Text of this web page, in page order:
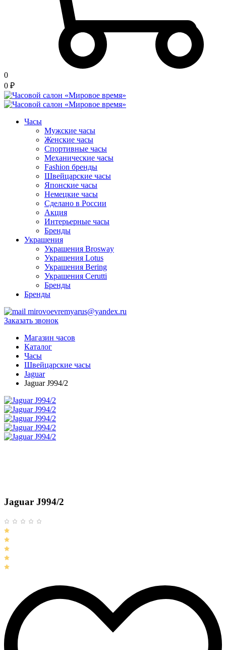
0
0 ₽
Часы
Мужские часы
Женские часы
Спортивные часы
Механические часы
Fashion бренды
Швейцарские часы
Японские часы
Немецкие часы
Сделано в России
Акция
Интерьерные часы
Бренды
Украшения
Украшения Brosway
Украшения Lotus
Украшения Bering
Украшения Cerutti
Бренды
Бренды
mirovoevremyarus@yandex.ru
Заказать звонок
Магазин часов
Каталог
Часы
Швейцарские часы
Jaguar
Jaguar J994/2
Jaguar J994/2